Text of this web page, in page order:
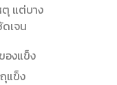
ตุ แต่บาง
เจน
องแข็ง
แข็ง